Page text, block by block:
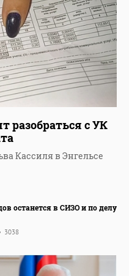
разобраться с УК
Кассиля в Энгельсе
останется в СИЗО и по делу
3038